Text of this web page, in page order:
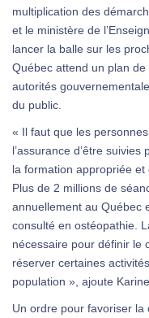
multiplication des
et le ministère de
lancer la balle sur les
Québec attend un plan
autorités
du public.
« Il faut que les
l’assurance d’être
la formation appropriée et
Plus de 2 millions de
annuellement au Québec
consulté en ostéopathie.
nécessaire pour définir le
réserver certaines
population », ajoute
Un ordre pour favoriser